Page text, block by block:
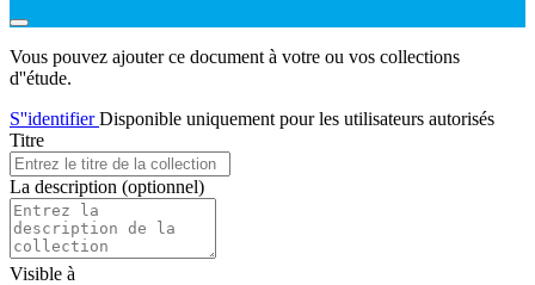
Vous pouvez ajouter ce document à votre ou vos collections
d''étude.
S''identifierDisponible uniquement pour les utilisateurs autorisés
Titre
La description (optionnel)
Visible à